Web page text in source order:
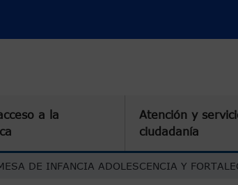
a la
Atención y
ciudadanía
DE INFANCIA ADOLESCENCIA Y